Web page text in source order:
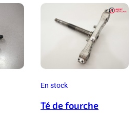
En stock
Té de fourche